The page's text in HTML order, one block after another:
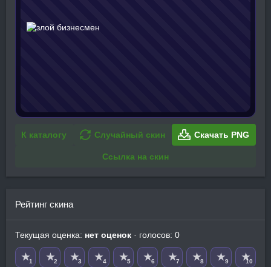
К каталогу Случайный скин Скачать PNG
Ссылка на скин
Рейтинг скина
Текущая оценка: нет оценок · голосов: 0
★1 ★2 ★3 ★4 ★5 ★6 ★7 ★8 ★9 ★10